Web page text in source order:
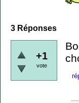
3 Réponses
+1
vote